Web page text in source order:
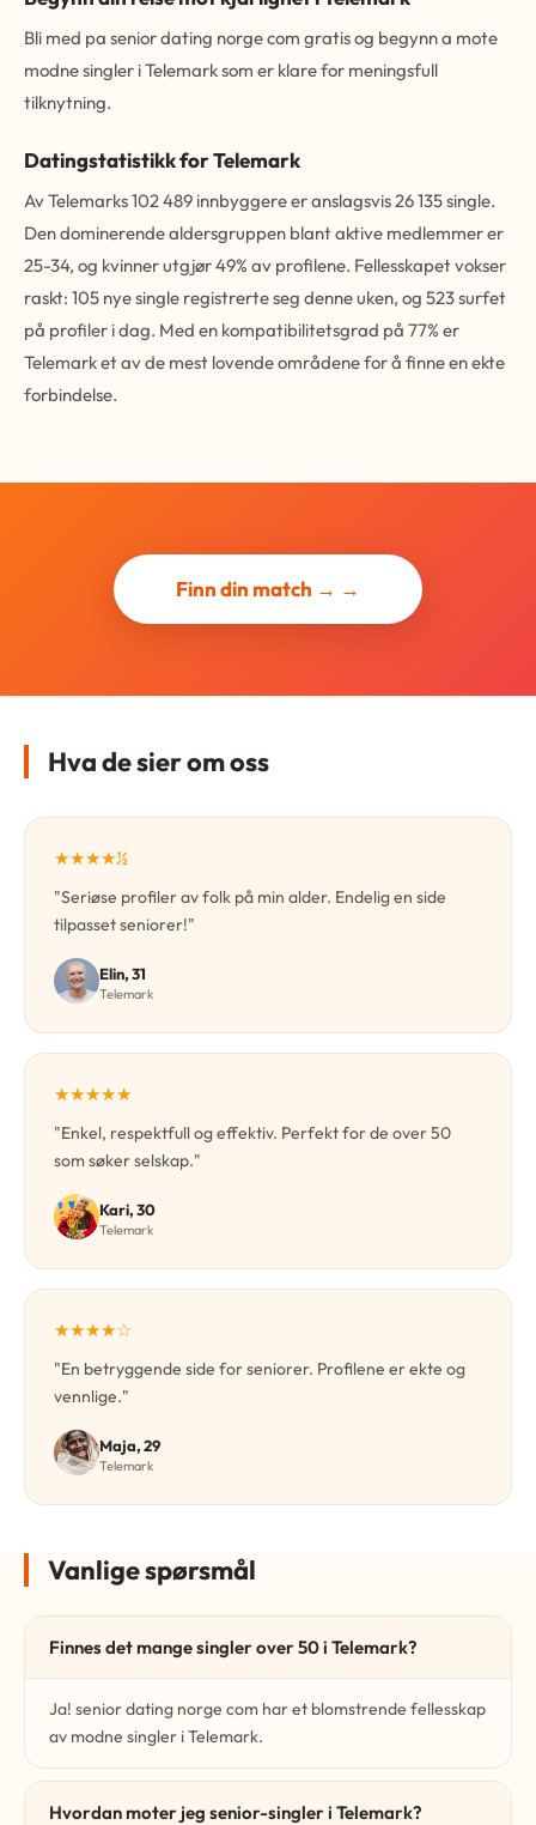
Bli med pa senior dating norge com gratis og begynn a mote
modne singler i Telemark som er klare for meningsfull
tilknytning.
Datingstatistikk for Telemark
Av Telemarks 102 489 innbyggere er anslagsvis 26 135 single.
Den dominerende aldersgruppen blant aktive medlemmer er
25-34, og kvinner utgjør 49% av profilene. Fellesskapet vokser
raskt: 105 nye single registrerte seg denne uken, og 523 surfet
på profiler i dag. Med en kompatibilitetsgrad på 77% er
Telemark et av de mest lovende områdene for å finne en ekte
forbindelse.
Finn din match → →
Hva de sier om oss
★★★★½
"Seriøse profiler av folk på min alder. Endelig en side
tilpasset seniorer!"
Elin, 31
Telemark
★★★★★
"Enkel, respektfull og effektiv. Perfekt for de over 50
som søker selskap."
Kari, 30
Telemark
★★★★☆
"En betryggende side for seniorer. Profilene er ekte og
vennlige."
Maja, 29
Telemark
Vanlige spørsmål
Finnes det mange singler over 50 i Telemark?
Ja! senior dating norge com har et blomstrende fellesskap
av modne singler i Telemark.
Hvordan moter jeg senior-singler i Telemark?